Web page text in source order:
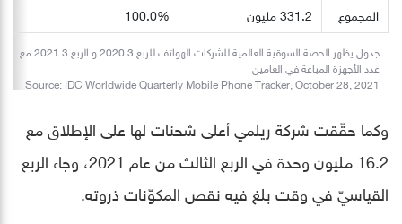
المجموع 331.2 مليون 100.0%
جدول يظهر الحصة السوقية العالمية للشركات الهواتف للربع 3 2020 و الربع 3 2021 مع
عدد الأجهزة المباعة في العامين
Source: IDC Worldwide Quarterly Mobile Phone Tracker, October 28, 2021
وكما حقّقت شركة ريلمي أعلى شحنات لها على الإطلاق مع
16.2 مليون وحدة في الربع الثالث من عام 2021، وجاء الربع
القياسيّ في وقت بلغ فيه نقص المكوّنات ذروته.